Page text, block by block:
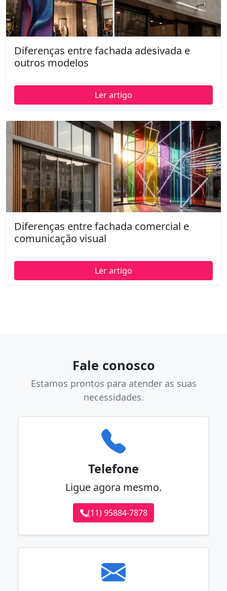
Diferenças entre fachada adesivada e
outros modelos
Ler artigo
Diferenças entre fachada comercial e
comunicação visual
Ler artigo
Fale conosco
Estamos prontos para atender as suas
necessidades.
Telefone
Ligue agora mesmo.
(11) 95884-7878